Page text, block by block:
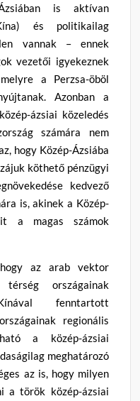
is aktívan
és politikailag
vannak – ennek
vezetői igyekeznek
a Perzsa-öböl
Azonban a
ázsiai közeledés
számára nem
hogy Közép-Ázsiába
köthető pénzügyi
kedvező
is, akinek a Közép-
a magas számok
az arab vektor
országainak
fenntartott
regionális
a közép-ázsiai
meghatározó
az is, hogy milyen
a török közép-ázsiai